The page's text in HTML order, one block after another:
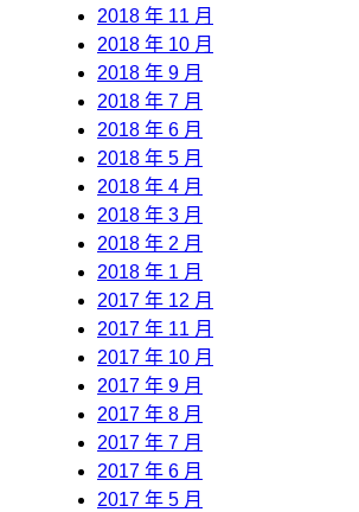
2018 年 11 月
2018 年 10 月
2018 年 9 月
2018 年 7 月
2018 年 6 月
2018 年 5 月
2018 年 4 月
2018 年 3 月
2018 年 2 月
2018 年 1 月
2017 年 12 月
2017 年 11 月
2017 年 10 月
2017 年 9 月
2017 年 8 月
2017 年 7 月
2017 年 6 月
2017 年 5 月